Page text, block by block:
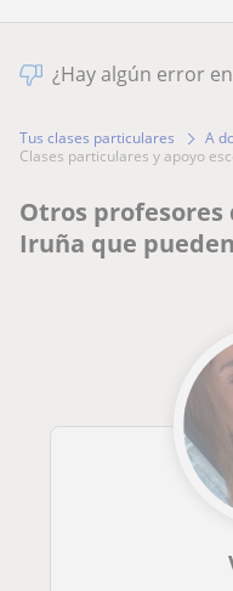
¿Hay algún error
Tus clases particulares A
clases particulares y apoyo
Otros profesores
Iruña que